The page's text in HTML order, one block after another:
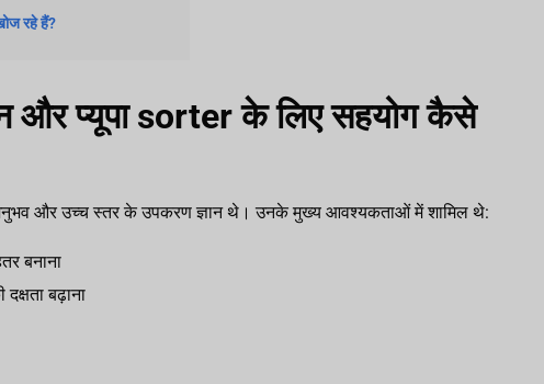
रहे हैं?
और प्यूपा sorter के लिए सहयोग कैसे
और उच्च स्तर के उपकरण ज्ञान थे। उनके मुख्य आवश्यकताओं में शामिल थे:
बनाना
बढ़ाना